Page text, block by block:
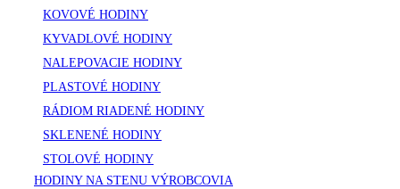
KOVOVÉ HODINY
KYVADLOVÉ HODINY
NALEPOVACIE HODINY
PLASTOVÉ HODINY
RÁDIOM RIADENÉ HODINY
SKLENENÉ HODINY
STOLOVÉ HODINY
HODINY NA STENU VÝROBCOVIA